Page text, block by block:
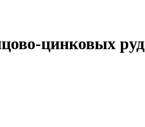
цинковых руд